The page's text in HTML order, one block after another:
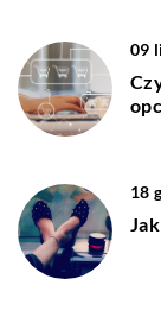
09
18